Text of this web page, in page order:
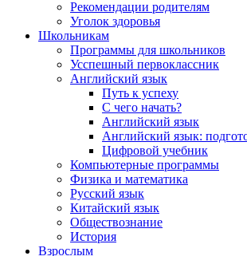
Рекомендации родителям
Уголок здоровья
Школьникам
Программы для школьников
Усспешный первоклассник
Английский язык
Путь к успеху
С чего начать?
Английский язык
Английский язык:
Цифровой учебник
Компьютерные программы
Физика и математика
Русский язык
Китайский язык
Обществознание
История
Взрослым